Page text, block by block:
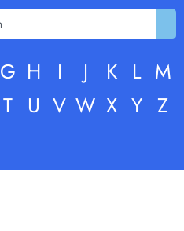
G H I J K L M
T U V W X Y Z